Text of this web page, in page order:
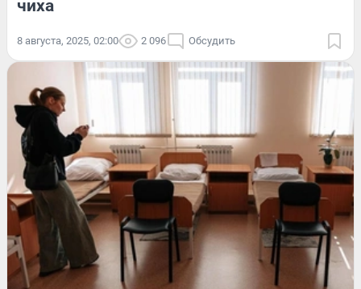
чиха
8 августа, 2025, 02:00 2 096 Обсудить